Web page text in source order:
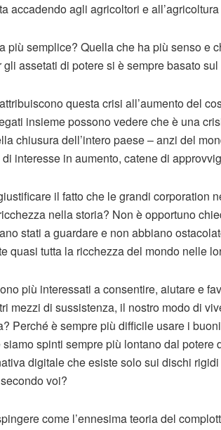
accadendo agli agricoltori e
più semplice? Quella che ha più senso e
assetati di potere si è sempre basato
questa crisi all’aumento del
insieme possono vedere che è una
chiusura dell’intero paese – anzi del
interesse in aumento, catene di
il fatto che le grandi corporation
nella storia? Non è opportuno
stati a guardare e non abbiano
quasi tutta la ricchezza del mondo nelle
più interessati a consentire, aiutare e
mezzi di sussistenza, il nostro modo di
Perché è sempre più difficile usare i
spinti sempre più lontano dal
digitale che esiste solo sui dischi
voi?
come l’ennesima teoria del